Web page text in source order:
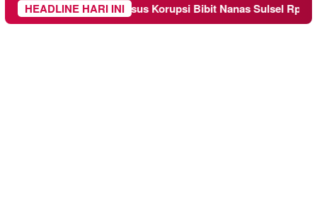
HEADLINE HARI INI
Kasus Korupsi Bibit Nanas Sulsel Rp 52,4 Miliar